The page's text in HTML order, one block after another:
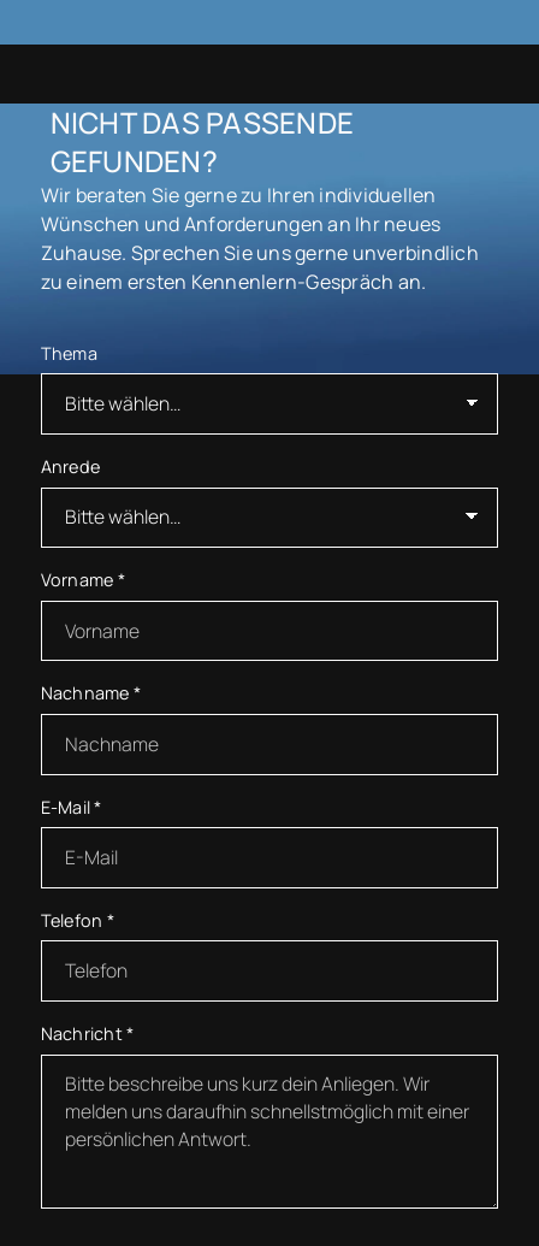
NICHT DAS PASSENDE
GEFUNDEN?
Wir beraten Sie gerne zu Ihren individuellen
Wünschen und Anforderungen an Ihr neues
Zuhause. Sprechen Sie uns gerne unverbindlich
zu einem ersten Kennenlern-Gespräch an.
Thema
Anrede
Vorname *
Nachname *
E-Mail*
Telefon *
Nachricht*